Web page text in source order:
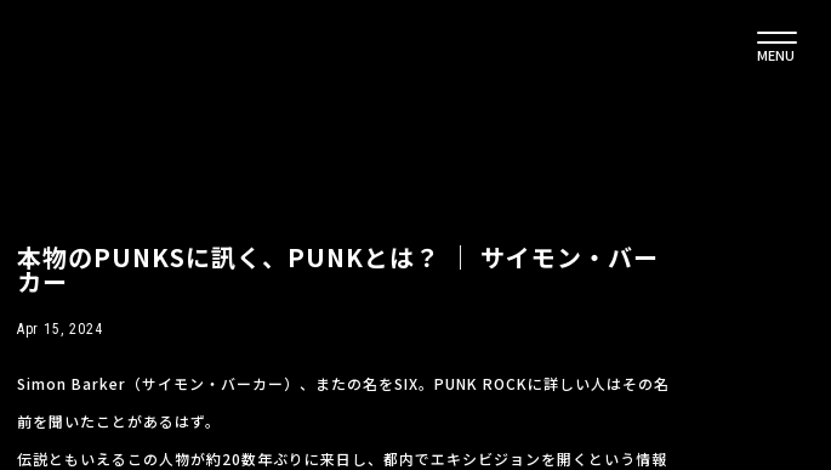
MENU
本物のPUNKSに訊く、PUNKとは？ ｜ サイモン・バー
カー
Apr 15, 2024
Simon Barker（サイモン・バーカー）、またの名をSIX。PUNK ROCKに詳しい人はその名
前を聞いたことがあるはず。
伝説ともいえるこの人物が約20数年ぶりに来日し、都内でエキシビジョンを開くという情報